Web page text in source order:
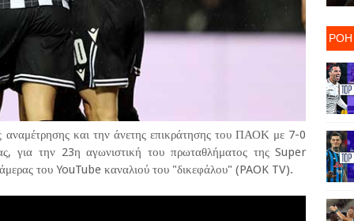
αναμέτρησης και την άνετης επικράτησης του ΠΑΟΚ με 7-0
για την 23η αγωνιστική του πρωταθλήματος της Super
του YouTube καναλιού του "δικεφάλου" (PAOK TV).
ΡΟΗ